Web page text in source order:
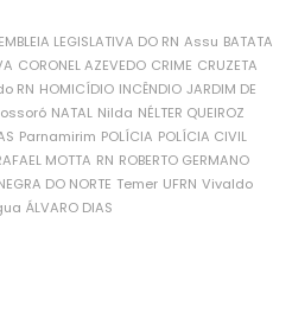
LEGISLATIVA DO RN Assu BATATA
CORONEL AZEVEDO CRIME CRUZETA
RN HOMICÍDIO INCÊNDIO JARDIM DE
NATAL Nilda NÉLTER QUEIROZ
Parnamirim POLÍCIA POLÍCIA CIVIL
MOTTA RN ROBERTO GERMANO
DO NORTE Temer UFRN Vivaldo
ÁLVARO DIAS